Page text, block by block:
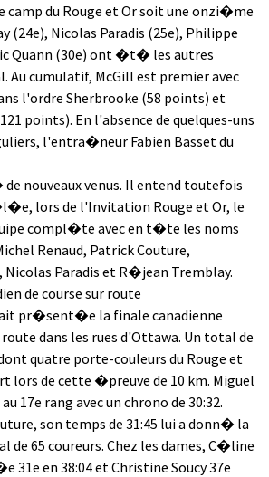
camp du Rouge et Or soit une onzi�me
(24e), Nicolas Paradis (25e), Philippe
Quann (30e) ont �t� les autres
Au cumulatif, McGill est premier avec
l'ordre Sherbrooke (58 points) et
points). En l'absence de quelques-uns
l'entra�neur Fabien Basset du
nouveaux venus. Il entend toutefois
lors de l'Invitation Rouge et Or, le
compl�te avec en t�te les noms
Renaud, Patrick Couture,
Paradis et R�jean Tremblay.
de course sur route
pr�sent�e la finale canadienne
route dans les rues d'Ottawa. Un total de
quatre porte-couleurs du Rouge et
lors de cette �preuve de 10 km. Miguel
17e rang avec un chrono de 30:32.
son temps de 31:45 lui a donn� la
de 65 coureurs. Chez les dames, C�line
31e en 38:04 et Christine Soucy 37e